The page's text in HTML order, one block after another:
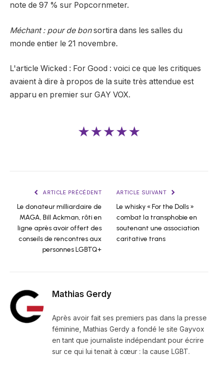
note de 97 % sur Popcornmeter.
Méchant : pour de bonsortira dans les salles du
monde entier le 21 novembre.
L'article Wicked : For Good : voici ce que les critiques
avaient à dire à propos de la suite très attendue est
apparu en premier sur GAY VOX.
★★★★★
ARTICLE PRÉCÉDENT
Le donateur milliardaire de
MAGA, Bill Ackman, rôti en
ligne après avoir offert des
conseils de rencontres aux
personnes LGBTQ+
ARTICLE SUIVANT
Le whisky « For the Dolls »
combat la transphobie en
soutenant une association
caritative trans
Mathias Gerdy
Après avoir fait ses premiers pas dans la presse
féminine, Mathias Gerdy a fondé le site Gayvox
en tant que journaliste indépendant pour écrire
sur ce qui lui tenait à cœur : la cause LGBT.